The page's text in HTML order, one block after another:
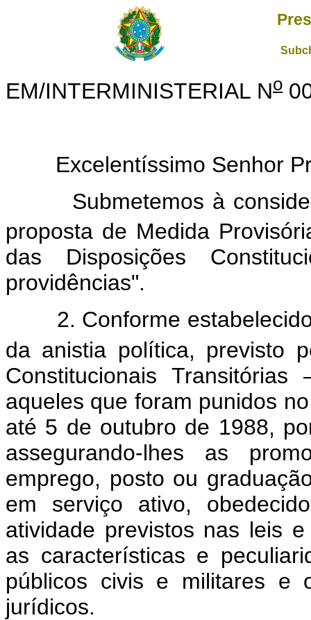
EM/INTERMINISTERIAL No
Excelentíssimo Senhor
Submetemos à
proposta de Medida
das Disposições
providências".
2. Conforme estabelecido
da anistia política, previsto
Constitucionais
aqueles que foram punidos
até 5 de outubro de 1988,
assegurando-lhes as
emprego, posto ou
em serviço ativo,
atividade previstos nas leis
as características e
públicos civis e militares e
jurídicos.